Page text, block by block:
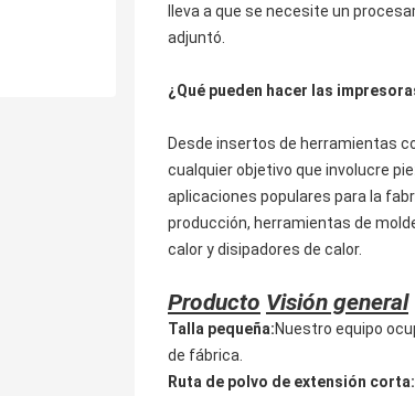
lleva a que se necesite un
adjuntó.
¿Qué pueden hacer las
Desde insertos de herramientas
cualquier objetivo que involucre
aplicaciones populares para la
producción, herramientas de
calor y disipadores de calor.
Producto Visión general
Talla pequeña:Nuestro equipo
de fábrica.
Ruta de polvo de extensión corta: